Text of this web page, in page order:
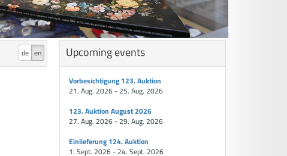
de en Upcoming events
Vorbesichtigung 123. Auktion
21. Aug. 2026 - 25. Aug. 2026
123. Auktion August 2026
27. Aug. 2026 - 29. Aug. 2026
Einlieferung 124. Auktion
1. Sept. 2026 - 24. Sept. 2026